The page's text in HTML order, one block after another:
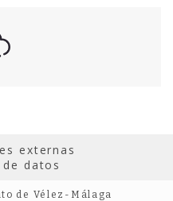
externas
datos
de Vélez-Málaga